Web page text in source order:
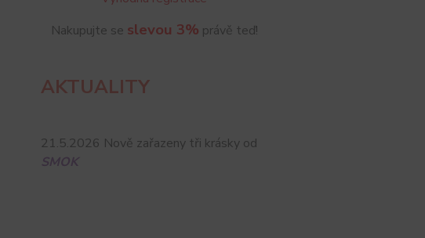
Nakupujte se slevou 3% právě teď!
AKTUALITY
21.5.2026 Nově zařazeny tři krásky od
SMOK